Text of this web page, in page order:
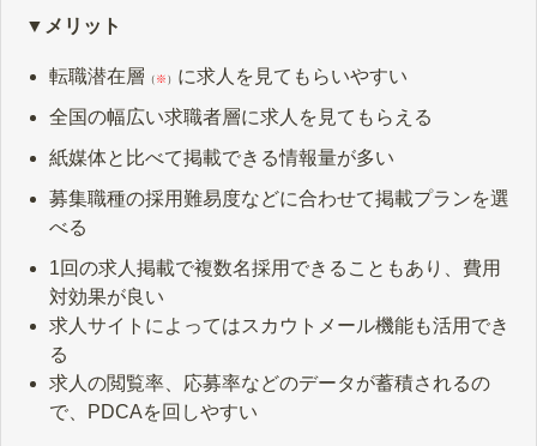
▼メリット
転職潜在層 （ ※ ） に求人を見てもらいやすい
全国の幅広い求職者層に求人を見てもらえる
紙媒体と比べて掲載できる情報量が多い
募集職種の採用難易度などに合わせて掲載プランを選
べる
1回の求人掲載で複数名採用できることもあり、費用
対効果が良い
求人サイトによってはスカウトメール機能も活用でき
る
求人の閲覧率、応募率などのデータが蓄積されるの
で、PDCAを回しやすい